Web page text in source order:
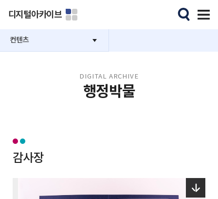
디지털아카이브
컨텐츠
DIGITAL ARCHIVE
행정박물
감사장